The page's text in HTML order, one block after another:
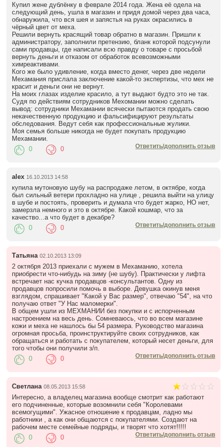
Купил жене дублёнку в феврале 2014 года. Жена её одела на
следующий день, ушла в магазин и придя домой через два часа,
обнаружила, что вся шея и запястья на руках окрасились в
чёрный цвет от меха.
Решили вернуть красящий товар обратно в магазин. Пришли к
администратору, заполнили претензию, бланк которой подсунули
сами продавцы, где написали всю правду о товаре с просьбой
вернуть деньги и отказом от обработок всевозможными
химреактивами.
Кого же было удивление, когда вместо денег, через две недели
Мехамания прислала заключение какой-то экспертизы, что мех не
красит и деньги они не вернут.
На моих глазах изделие красило, а тут выдают будто это не так.
Судя по действиям сотрудников Мехомании можно сделать
вывод: сотрудники Мехамании всячески пытаются продать свою
некачественную продукцию и фальсифицируют результаты
обследования. Ведут себя как профессиональные жулики.
Моя семья больше никогда не будет покупать продукцию
Мехамании.
Ответить/дополнить отзыв
0 0
alex 16.10.2013 14:58
купила мутоновую шубу на распродаже летом, в октябре, когда
был сильный ветери прохладно на улице , решила выйти на улицу
в шубе и постоять, проверить и думала что будет жарко, НО нет,
замерзла немного и это в октябре. Какой кошмар, что за
качество...а что будет в декабре?
Ответить/дополнить отзыв
0 0
Татьяна 02.10.2013 13:09
2 октября 2013 приехали с мужем в Мехаманию, хотела
приобрести что-нибудь на зиму (не шубу). Практически у лифта
встречает нас кучка продавцов -консультантов. Одну из
продавцов попросили помочь в выборе. Девушка окинув меня
взглядом, спрашивает "Какой у Вас размер", отвечаю "54", на что
получаю ответ "У Нас маломерки".
В общем ушли из МЕХМАНИИ без покупки и с испорченным
настроением на весь день. Сомневаюсь, что во всем магазине
кожи и меха не нашлось бы 54 размера. Руководство магазина
огромная просьба, проинструктируйте своих сотрудников, как
обращаться и работать с покупателем, который несет деньги, для
того чтобы они получили з/п.
Ответить/дополнить отзыв
0 0
Светлана 08.05.2013 15:58
Интересно, а владелец магазина вообще смотрит как работают
его подчиненные, которые возомнили себя "Королевами
всемогущими". Ужасное отношение к продавцам, ладно мы
работники , а как они общаются с покупателями. Создают на
рабочем месте семейные подряды, и творят что хотят!!!!!
Ответить/дополнить отзыв
0 0